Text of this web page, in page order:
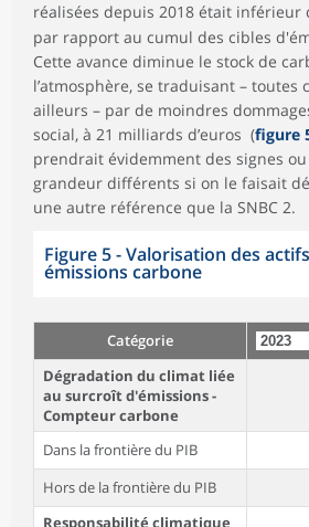
réalisées depuis 2018 était inférieur
par rapport au cumul des cibles
Cette avance diminue le stock de
l’atmosphère, se traduisant – toutes
ailleurs – par de moindres
social, à 21 milliards d’euros (figure
prendrait évidemment des signes
grandeur différents si on le faisait
une autre référence que la SNBC 2.
Figure 5 - Valorisation des
émissions carbone
Catégorie
Dégradation du climat liée
au surcroît d'émissions -
Compteur carbone
Dans la frontière du PIB
Hors de la frontière du PIB
Responsabilité climatique